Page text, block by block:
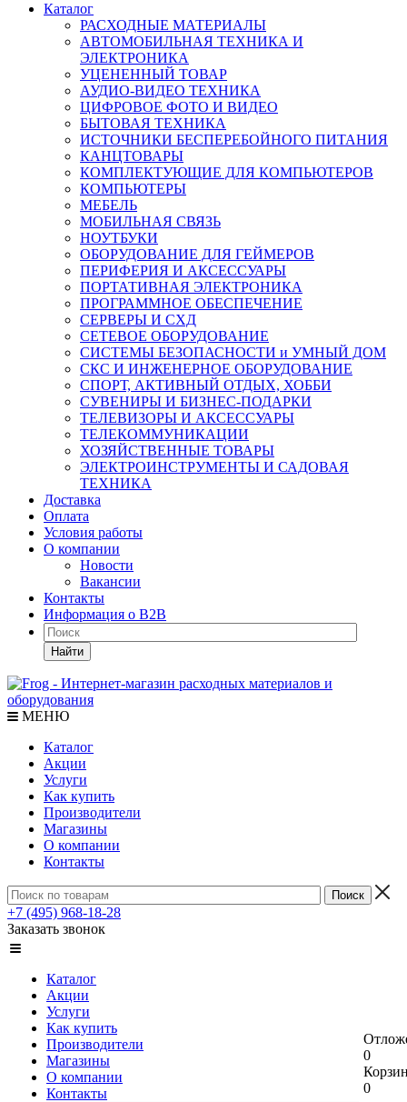
Каталог
РАСХОДНЫЕ МАТЕРИАЛЫ
АВТОМОБИЛЬНАЯ ТЕХНИКА И
ЭЛЕКТРОНИКА
УЦЕНЕННЫЙ ТОВАР
АУДИО-ВИДЕО ТЕХНИКА
ЦИФРОВОЕ ФОТО И ВИДЕО
БЫТОВАЯ ТЕХНИКА
ИСТОЧНИКИ БЕСПЕРЕБОЙНОГО ПИТАНИЯ
КАНЦТОВАРЫ
КОМПЛЕКТУЮЩИЕ ДЛЯ КОМПЬЮТЕРОВ
КОМПЬЮТЕРЫ
МЕБЕЛЬ
МОБИЛЬНАЯ СВЯЗЬ
НОУТБУКИ
ОБОРУДОВАНИЕ ДЛЯ ГЕЙМЕРОВ
ПЕРИФЕРИЯ И АКСЕССУАРЫ
ПОРТАТИВНАЯ ЭЛЕКТРОНИКА
ПРОГРАММНОЕ ОБЕСПЕЧЕНИЕ
СЕРВЕРЫ И СХД
СЕТЕВОЕ ОБОРУДОВАНИЕ
СИСТЕМЫ БЕЗОПАСНОСТИ и УМНЫЙ ДОМ
СКС И ИНЖЕНЕРНОЕ ОБОРУДОВАНИЕ
СПОРТ, АКТИВНЫЙ ОТДЫХ, ХОББИ
СУВЕНИРЫ И БИЗНЕС-ПОДАРКИ
ТЕЛЕВИЗОРЫ И АКСЕССУАРЫ
ТЕЛЕКОММУНИКАЦИИ
ХОЗЯЙСТВЕННЫЕ ТОВАРЫ
ЭЛЕКТРОИНСТРУМЕНТЫ И САДОВАЯ
ТЕХНИКА
Доставка
Оплата
Условия работы
О компании
Новости
Вакансии
Контакты
Информация о B2B
Найти
МЕНЮ
Каталог
Акции
Услуги
Как купить
Производители
Магазины
О компании
Контакты
+7 (495) 968-18-28
Заказать звонок
Каталог
Акции
Услуги
Как купить
Производители
Магазины
О компании
Контакты
0
0